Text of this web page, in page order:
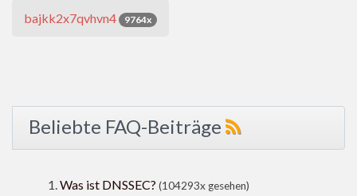
bajkk2x7qvhvn4 9764x
Beliebte FAQ-Beiträge
Was ist DNSSEC? (104293x gesehen)